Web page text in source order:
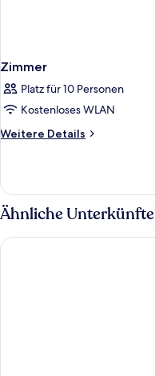
Zimmer
Platz für 10 Personen
Kostenloses WLAN
Weitere Details
Weitere
Ähnliche Unterkünfte
Aluasoul Hotel Carolina